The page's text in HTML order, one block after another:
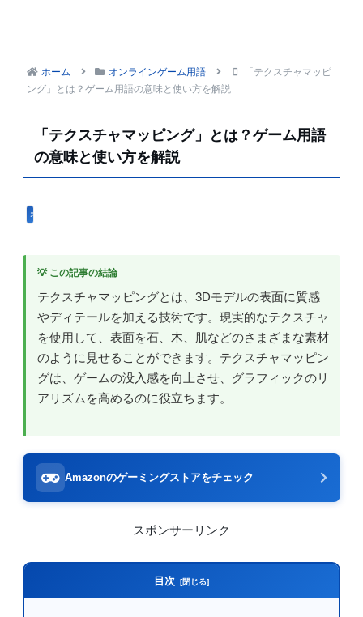
ホーム オンラインゲーム用語
「テクスチャマッピ
ング」とは？ゲーム用語の意味と使い方を解説
「テクスチャマッピング」とは？ゲーム用語
の意味と使い方を解説
オンラインゲーム用語
💡 この記事の結論
テクスチャマッピングとは、3Dモデルの表面に質感
やディテールを加える技術です。現実的なテクスチャ
を使用して、表面を石、木、肌などのさまざまな素材
のように見せることができます。テクスチャマッピン
グは、ゲームの没入感を向上させ、グラフィックのリ
アリズムを高めるのに役立ちます。
Amazonのゲーミングストアをチェック
スポンサーリンク
目次